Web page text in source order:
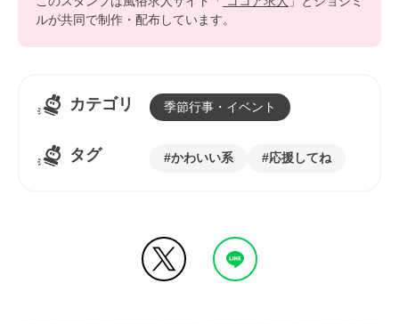
ルが共同で制作・配布しています。
カテゴリ 季節行事・イベント
タグ かわいい系 応援してね